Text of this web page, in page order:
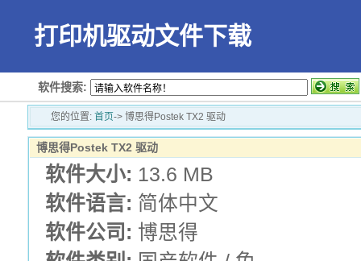
打印机驱动文件下载
软件搜索:
您的位置:首页-> 博思得Postek TX2 驱动
博思得Postek TX2 驱动
软件大小: 13.6 MB
软件语言: 简体中文
软件公司: 博思得